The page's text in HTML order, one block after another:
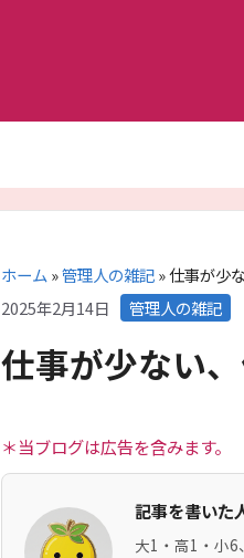
ホーム»管理人の雑記»仕事が少
2025年2月14日 カ
テ
ゴ
リ
管理人の雑記
仕事が少ない
＊当ブログは広告を含みます。
記事を書いた
大1・高1・小6